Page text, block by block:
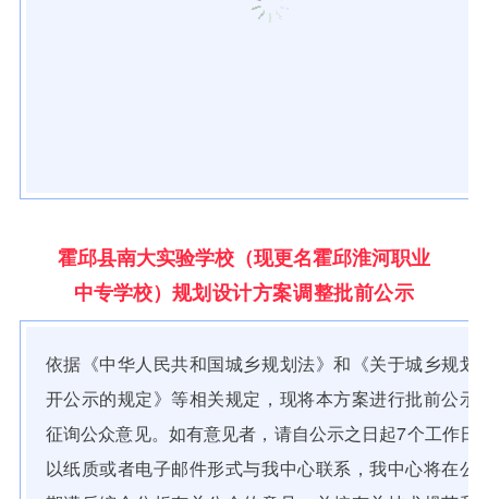
霍邱县南大实验学校（现更名霍邱淮河职业
中专学校） 规划设计方案调整批前公示
依据《中华人民共和国城乡规划法》和《关于城乡规划
开公示的规定》等相关规定，现将本方案进行批前公示
征询公众意见。如有意见者，请自公示之日起7个工作日
以纸质或者电子邮件形式与我中心联系，我中心将在公